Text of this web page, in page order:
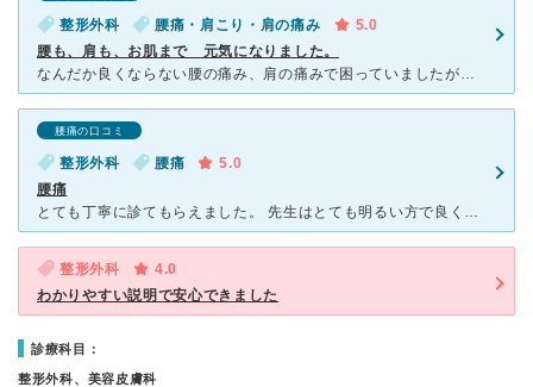
整形外科 腰痛・肩こり・肩の痛み
5.0
腰も、肩も、お肌まで 元気になりました。
なんだか良くならない腰の痛み、肩の痛みで困っていましたが。先生が考えられる痛みの原因や対策について丁寧にお話してくださり、安心できました。数回の通院で腰痛や肩の痛みがだいぶ良くなったので、今は体操やス
腰痛の口コミ
整形外科 腰痛
5.0
腰痛
とても丁寧に診てもらえました。 先生はとても明るい方で良く相談乗ってもらえました。 スタッフさんも感じのよいかたで、ここに行ってよかったと思えました。 整形外科って、正直患者さんのリハビリみ
整形外科
4.0
わかりやすい説明で安心できました
診療科目：
整形外科、美容皮膚科